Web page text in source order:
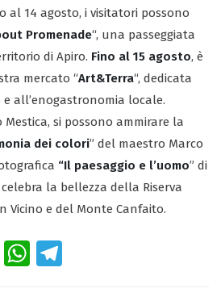
al 14 agosto, i visitatori possono
Promenade“, una passeggiata
di Apiro. Fino al 15 agosto, è
mercato “Art&Terra“, dedicata
all’enogastronomia locale.
si possono ammirare la
dei colori” del maestro Marco
“Il paesaggio e l’uomo” di
la bellezza della Riserva
Vicino e del Monte Canfaito.
Li W